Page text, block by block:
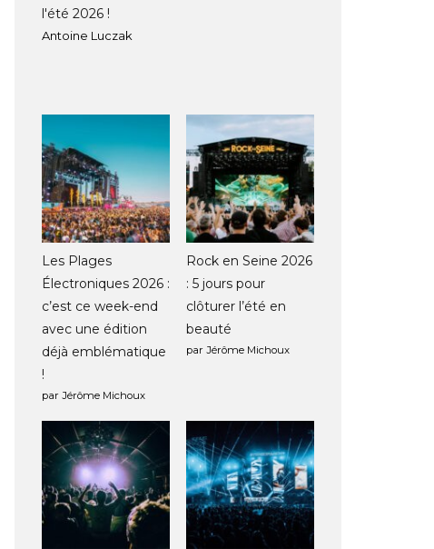
l'été 2026 !
Antoine Luczak
Les Plages
Électroniques 2026 :
c’est ce week-end
avec une édition
déjà emblématique
!
par Jérôme Michoux
Rock en Seine 2026
: 5 jours pour
clôturer l’été en
beauté
par Jérôme Michoux